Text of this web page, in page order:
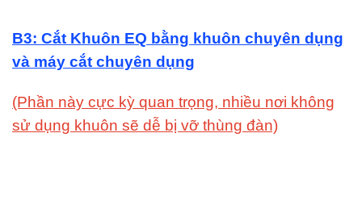
B3: Cắt Khuôn EQ bằng khuôn chuyên dụng
và máy cắt chuyên dụng
(Phần này cực kỳ quan trọng, nhiều nơi không
sử dụng khuôn sẽ dễ bị vỡ thùng đàn)